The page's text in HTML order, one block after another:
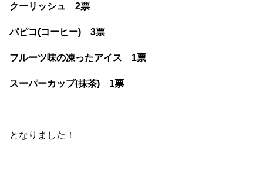
クーリッシュ 2票
パピコ(コーヒー) 3票
フルーツ味の凍ったアイス 1票
スーパーカップ(抹茶) 1票
となりました！